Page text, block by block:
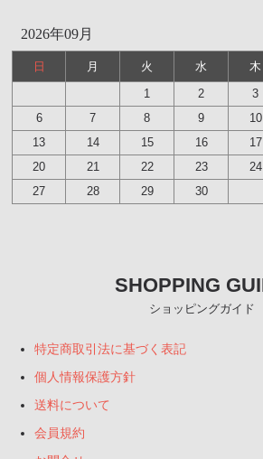
2026年09月
日 月 火 水 木
1
2 3
6
7 8 9 10
13
14 15 16 17
20
21 22 23 24
27
28 29 30
SHOPPING
ショッピングガイド
特定商取引法に基づく表記
個人情報保護方針
送料について
会員規約